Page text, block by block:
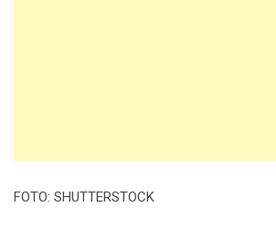
FOTO: SHUTTERSTOCK